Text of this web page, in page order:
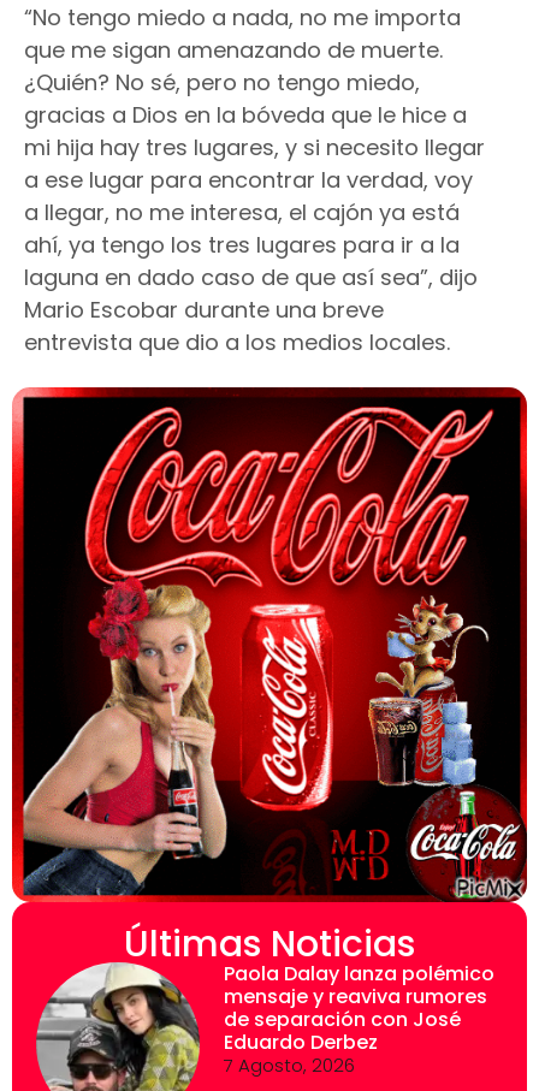
“No tengo miedo a nada, no me importa
que me sigan amenazando de muerte.
¿Quién? No sé, pero no tengo miedo,
gracias a Dios en la bóveda que le hice a
mi hija hay tres lugares, y si necesito llegar
a ese lugar para encontrar la verdad, voy
a llegar, no me interesa, el cajón ya está
ahí, ya tengo los tres lugares para ir a la
laguna en dado caso de que así sea”, dijo
Mario Escobar durante una breve
entrevista que dio a los medios locales.
Últimas Noticias
Paola Dalay lanza polémico
mensaje y reaviva rumores
de separación con José
Eduardo Derbez
7 Agosto, 2026